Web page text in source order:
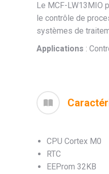
Le MCF-LW13MIO
le contrôle de
systèmes de
Applications :
CPU Cortex M0
RTC
EEProm 32KB